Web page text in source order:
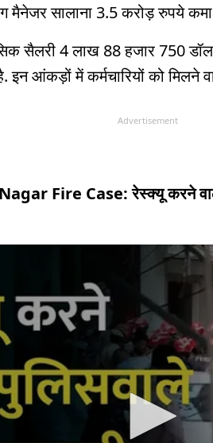
मैनेजर सालाना 3.5 करोड़ रुपये
सैलरी 4 लाख 88 हजार 750
आंकड़ों में कर्मचारियों को मिलने
Advertisement
Fire Case: रेस्क्यू करने